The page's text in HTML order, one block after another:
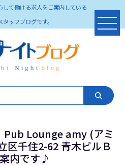
て働ける求人をご案内している
ッフブログです。
Pub Lounge amy (アミ
区千住2-62 青木ビルＢ
内です♪